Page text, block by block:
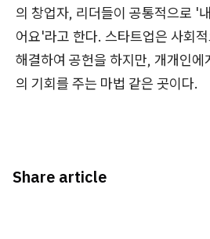
의 창업자, 리더들이 공통적으로 '
어요'라고 한다. 스타트업은 사회
해결하여 공헌을 하지만, 개개인
의 기회를 주는 마법 같은 곳이다.
Share article